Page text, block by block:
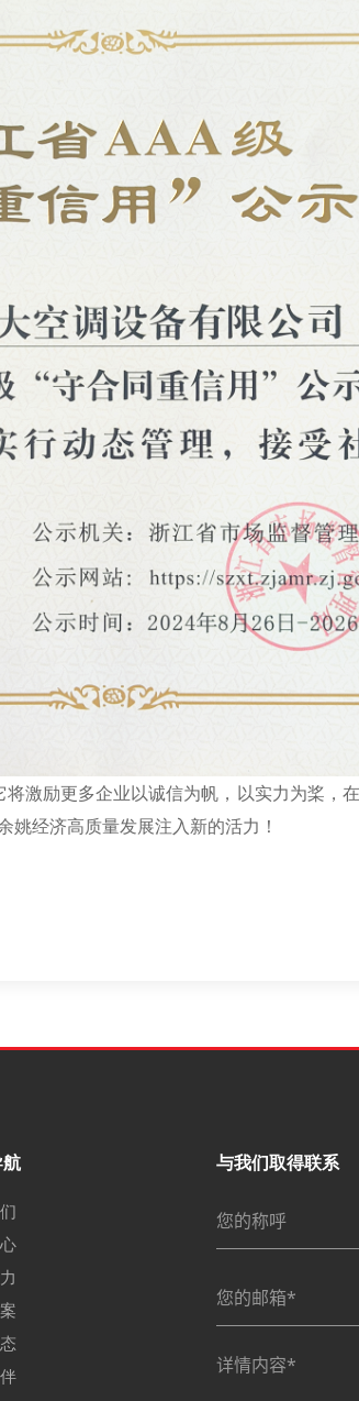
励更多企业以诚信为帆，以实力为桨，
姚经济高质量发展注入新的活力！
与我们取得联系